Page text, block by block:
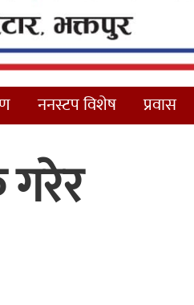
ननस्टप विशेष प्रवास
गरेर